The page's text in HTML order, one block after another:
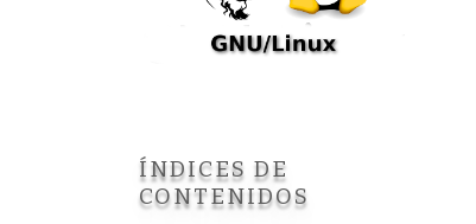
ÍNDICES DE
CONTENIDOS